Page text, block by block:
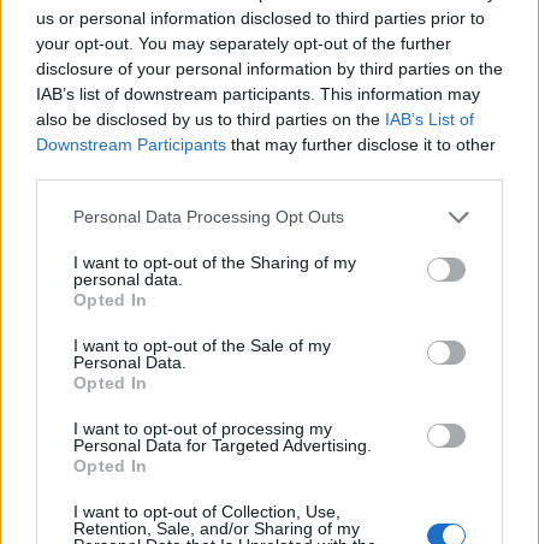
us or personal information disclosed to third parties prior to
your opt-out. You may separately opt-out of the further
disclosure of your personal information by third parties on the
IAB’s list of downstream participants. This information may
also be disclosed by us to third parties on the IAB’s List of
Downstream Participants that may further disclose it to other
Please note that this website/app uses one or more Google
not limited to your visit or usage behaviour. You may click to
grant or deny consent to Google and its third-party tags to
use your data for below specified purposes in below Google
consent section.
Personal Data Processing Opt Outs
I want to opt-out of the Sharing of my
personal data.
Opted In
I want to opt-out of the Sale of my
Personal Data.
Opted In
I want to opt-out of processing my
Personal Data for Targeted Advertising.
Opted In
I want to opt-out of Collection, Use,
Retention, Sale, and/or Sharing of my
Möchten Sie auf dem Laufenden bleiben?
Folgen Sie uns auf
Goo gle
News
Themen Gewichtsabnahme Gewichtsverlust
Sehen Sie es auch auf
polskim
Die Inhalte und Materialien auf dieser Website dienen nur zu
Bildungs- und Informationszwecken. Der Herausgeber und die
Anwendung verantwortlich. Bevor Sie Ratschläge oder Tipps auf